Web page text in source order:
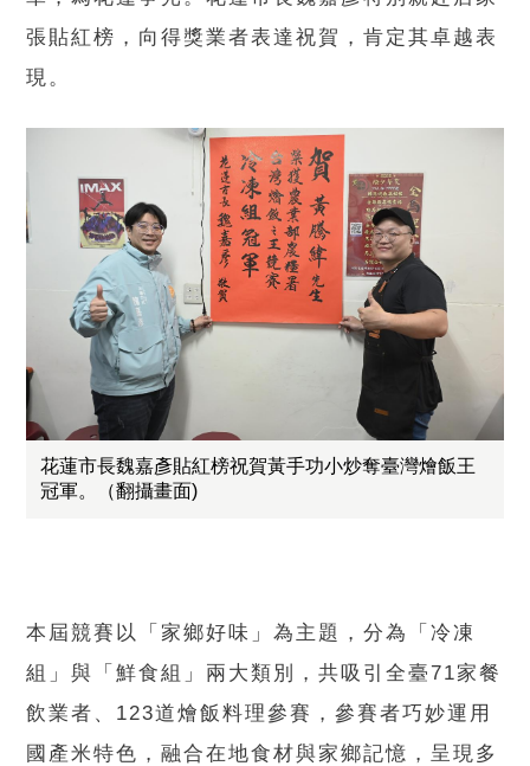
張貼紅榜，向得獎業者表達祝賀，肯定其卓越表
現。
花蓮市長魏嘉彥貼紅榜祝賀黃手功小炒奪臺灣燴飯王
冠軍。（翻攝畫面)
本屆競賽以「家鄉好味」為主題，分為「冷凍
組」與「鮮食組」兩大類別，共吸引全臺71家餐
飲業者、123道燴飯料理參賽，參賽者巧妙運用
國產米特色，融合在地食材與家鄉記憶，呈現多